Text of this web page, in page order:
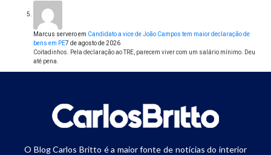
Marcus serveroem Candidato a vice de João Campos tem maior declaração de
bens em PE7 de agosto de 2026
Coitadinhos. Pela declaração ao TRE, parecem viver com um salário mínimo. Deu
até pena.
O Blog Carlos Britto é a maior fonte de notícias do interior